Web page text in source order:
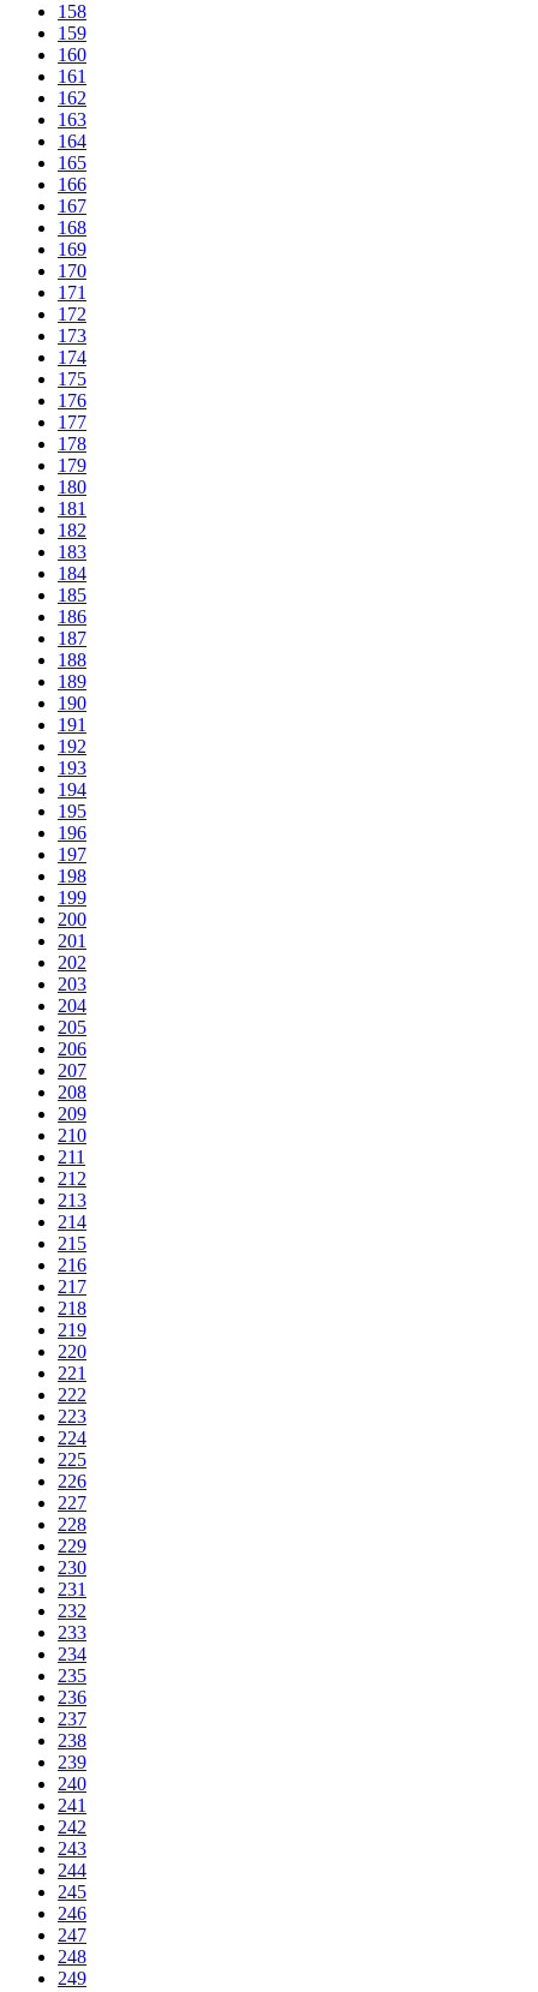
158
159
160
161
162
163
164
165
166
167
168
169
170
171
172
173
174
175
176
177
178
179
180
181
182
183
184
185
186
187
188
189
190
191
192
193
194
195
196
197
198
199
200
201
202
203
204
205
206
207
208
209
210
211
212
213
214
215
216
217
218
219
220
221
222
223
224
225
226
227
228
229
230
231
232
233
234
235
236
237
238
239
240
241
242
243
244
245
246
247
248
249